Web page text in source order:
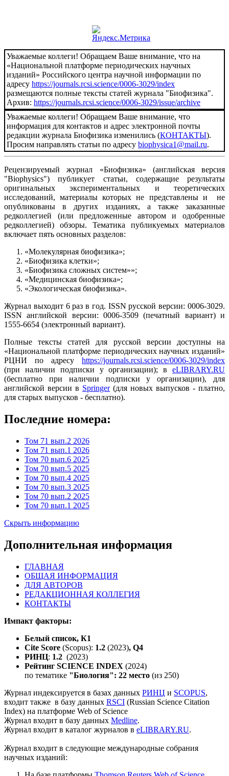
Уважаемые коллеги! Обращаем Ваше внимание, что на
«Национальной платформе периодических научных
изданий» Российского центра научной информации по
адресу https://journals.rcsi.science/0006-3029/index
размещаются полные тексты статей журнала "Биофизика".
Архив: https://journals.rcsi.science/0006-3029/issue/archive​​​​​​​
Уважаемые коллеги! Обращаем Ваше внимание, что
информация для контактов и адрес электронной почты
редакции журнала Биофизика изменились (КОНТАКТЫ).
Просим направлять статьи по адресу biophysica1@mail.ru.
Рецензируемый журнал «Биофизика» (английская версия
"Biophysics") публикует статьи, содержащие результаты
оригинальных экспериментальных и теоретических
исследований, материалы которых не представлены и не
опубликованы в других изданиях, а также заказанные
редколлегией (или предложенные автором и одобренные
редколлегией) обзоры. Тематика публикуемых материалов
включает пять основных разделов:
«Молекулярная биофизика»;
«Биофизика клетки»;
«Биофизика сложных систем»»;
«Медицинская биофизика»;
«Экологическая биофизика».
Журнал выходит 6 раз в год. ISSN русской версии: 0006-3029.
ISSN английской версии: 0006-3509 (печатный вариант) и
1555-6654 (электронный вариант).
Полные тексты статей для русской версии доступны на
«Национальной платформе периодических научных изданий»
РЦНИ по адресу https://journals.rcsi.science/0006-3029/index
(при наличии подписки у организации); в eLIBRARY.RU
(бесплатно при наличии подписки у организации), для
английской версии в Springer(для новых выпусков - платно,
для старых выпусков - бесплатно).
Последние номера:
Том 71 вып.2 2026
Том 71 вып.1 2026
Том 70 вып.6 2025
Том 70 вып.5 2025
Том 70 вып.4 2025
Том 70 вып.3 2025
Том 70 вып.2 2025
Том 70 вып.1 2025
Скрыть информацию
Дополнительная информация
ГЛАВНАЯ
ОБЩАЯ ИНФОРМАЦИЯ
ДЛЯ АВТОРОВ
РЕДАКЦИОННАЯ КОЛЛЕГИЯ
КОНТАКТЫ
Импакт факторы:
Белый список, К1
Cite Score (Scopus): 1.2 (2023), Q4
РИНЦ: 1.2 (2023)
Рейтинг SCIENCE INDEX (2024)
по тематике "Биология": 22 место (из 250)
Журнал индексируется в базах данных РИНЦ и SCOPUS,
входит также в базу данных RSCI (Russian Science Citation
Index) на платформе Web of Science
Журнал входит в базу данных Medline.
Журнал входит в каталог журналов в eLIBRARY.RU.
Журнал входит в следующие международные собрания
научных изданий: